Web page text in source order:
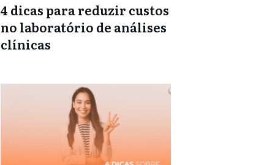
4 dicas para reduzir custos
no laboratório de análises
clínicas